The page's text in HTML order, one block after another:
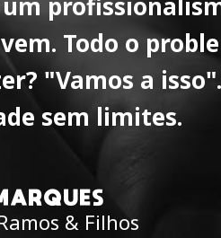
Todo o
"Vamos a
sem limites.
& Filhos